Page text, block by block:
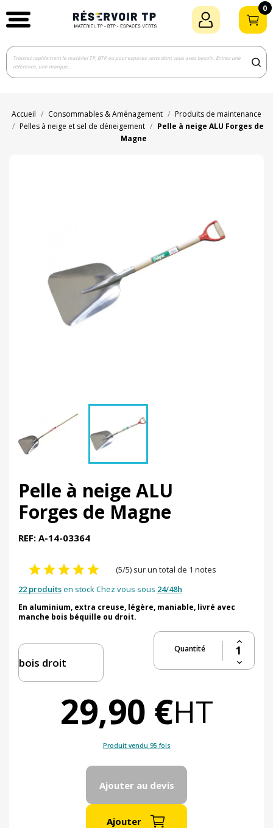
0
Accueil Consommables & Aménagement
Produits de maintenance
Pelles à neige et sel de déneigement
Pelle à neige ALU Forges de
Magne
Pelle à neige ALU
Forges de Magne
REF: A-14-03364
(5/5) sur un total de 1 notes
22 produitsen stock Chez vous sous 24/48h
En aluminium, extra creuse, légère, maniable, livré avec
manche bois béquille ou droit.
Quantité
29,90 €HT
Produit vendu 95 fois
Ajouter au devis
Ajouter